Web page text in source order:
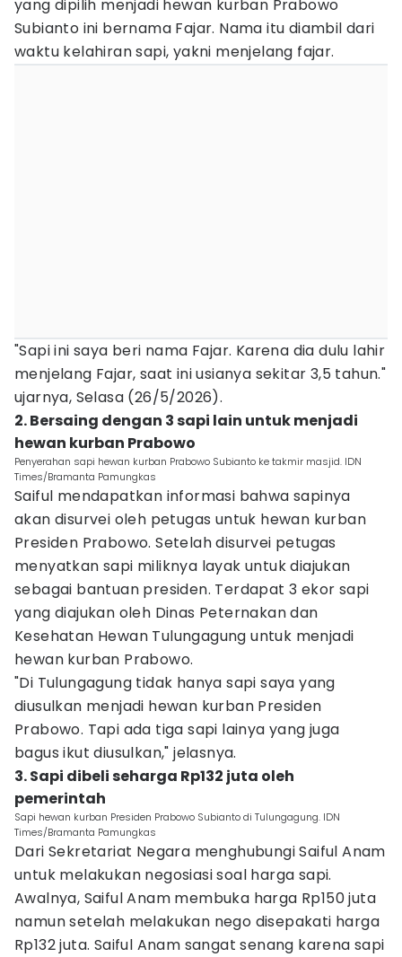
yang dipilih menjadi hewan kurban Prabowo
Subianto ini bernama Fajar. Nama itu diambil dari
waktu kelahiran sapi, yakni menjelang fajar.
"Sapi ini saya beri nama Fajar. Karena dia dulu lahir
menjelang Fajar, saat ini usianya sekitar 3,5 tahun."
ujarnya, Selasa (26/5/2026).
2. Bersaing dengan 3 sapi lain untuk menjadi
hewan kurban Prabowo
Penyerahan sapi hewan kurban Prabowo Subianto ke takmir masjid. IDN
Times/Bramanta Pamungkas
Saiful mendapatkan informasi bahwa sapinya
akan disurvei oleh petugas untuk hewan kurban
Presiden Prabowo. Setelah disurvei petugas
menyatkan sapi miliknya layak untuk diajukan
sebagai bantuan presiden. Terdapat 3 ekor sapi
yang diajukan oleh Dinas Peternakan dan
Kesehatan Hewan Tulungagung untuk menjadi
hewan kurban Prabowo.
"Di Tulungagung tidak hanya sapi saya yang
diusulkan menjadi hewan kurban Presiden
Prabowo. Tapi ada tiga sapi lainya yang juga
bagus ikut diusulkan," jelasnya.
3. Sapi dibeli seharga Rp132 juta oleh
pemerintah
Sapi hewan kurban Presiden Prabowo Subianto di Tulungagung. IDN
Times/Bramanta Pamungkas
Dari Sekretariat Negara menghubungi Saiful Anam
untuk melakukan negosiasi soal harga sapi.
Awalnya, Saiful Anam membuka harga Rp150 juta
namun setelah melakukan nego disepakati harga
Rp132 juta. Saiful Anam sangat senang karena sapi